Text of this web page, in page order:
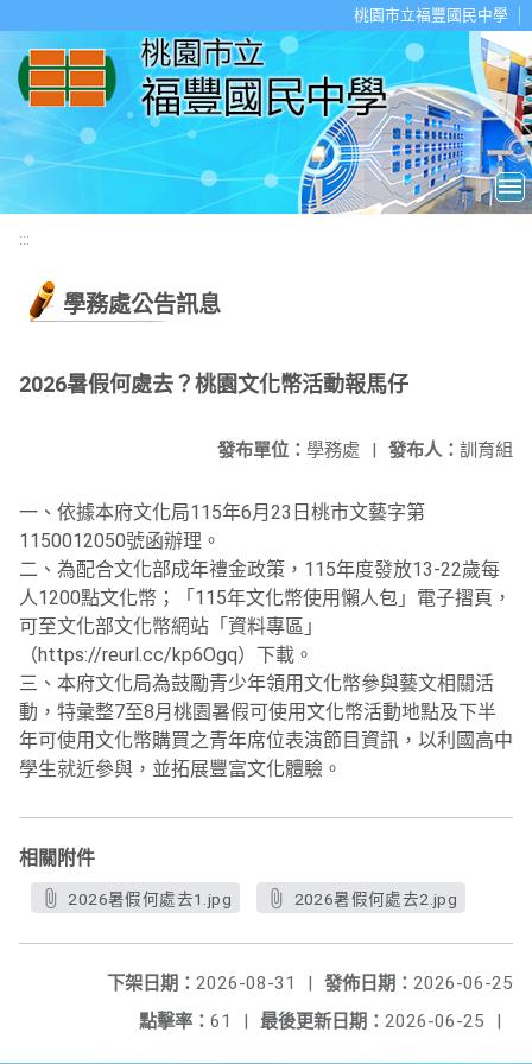
桃園市立福豐國民中學
:::
學務處公告訊息
2026暑假何處去？桃園文化幣活動報馬仔
發布人： 訓育組
發布單位： 學務處 |
一、依據本府文化局115年6月23日桃市文藝字第
1150012050號函辦理。
二、為配合文化部成年禮金政策，115年度發放13-22歲每
人1200點文化幣；「115年文化幣使用懶人包」電子摺頁，
可至文化部文化幣網站「資料專區」
（https://reurl.cc/kp6Ogq）下載。
三、本府文化局為鼓勵青少年領用文化幣參與藝文相關活
動，特彙整7至8月桃園暑假可使用文化幣活動地點及下半
年可使用文化幣購買之青年席位表演節目資訊，以利國高中
學生就近參與，並拓展豐富文化體驗。
相關附件
2026暑假何處去1.jpg 2026暑假何處去2.jpg
發佈日期： 2026-06-25
下架日期： 2026-08-31
|
最後更新日期： 2026-06-25 |
點擊率： 61 |